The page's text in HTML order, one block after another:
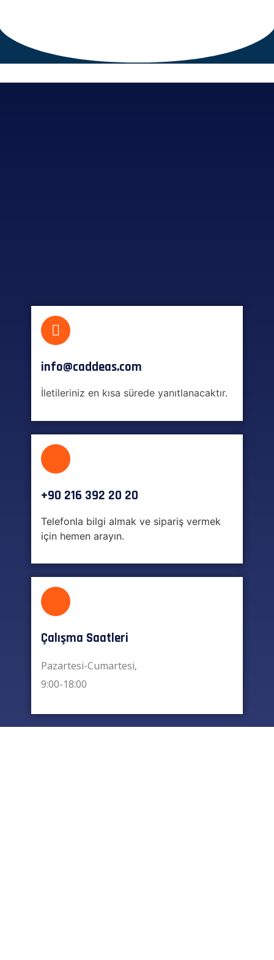
info@caddeas.com
İletileriniz en kısa sürede yanıtlanacaktır.
+90 216 392 20 20
Telefonla bilgi almak ve sipariş vermek
için hemen arayın.
Çalışma Saatleri
Pazartesi-Cumartesi,
9:00-18:00